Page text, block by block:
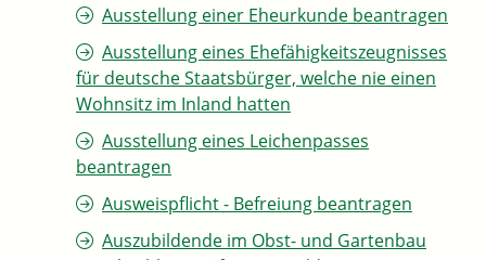
Ausstellung einer Eheurkunde beantragen
Ausstellung eines Ehefähigkeitszeugnisses
für deutsche Staatsbürger, welche nie einen
Wohnsitz im Inland hatten
Ausstellung eines Leichenpasses
beantragen
Ausweispflicht - Befreiung beantragen
Auszubildende im Obst- und Gartenbau